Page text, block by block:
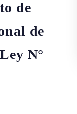
de
de
N°